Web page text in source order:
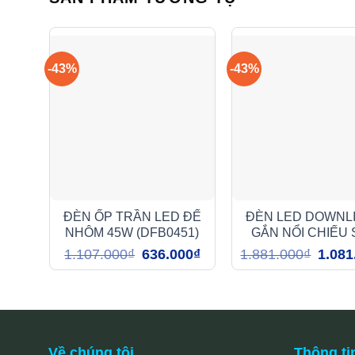
-43%
ĐÈN ỐP TRẦN LED ĐẾ
NHÔM 45W (DFB0451)
1.107.000₫ Giá
gốc
là:
636.000₫Giá
hiện
tại
-43%
ĐÈN LED
GẮN NỔI CHIẾU
15W
1.881.000₫ Giá
gốc
là: